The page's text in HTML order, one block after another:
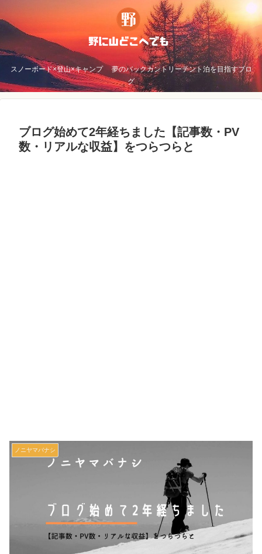
スノーボード×登山×キャンプ 夢のバックカントリーテント泊を目指すブロ
グ
ブログ始めて2年経ちました【記事数・PV
数・リアルな収益】をつらつらと
ノニヤマバナシ